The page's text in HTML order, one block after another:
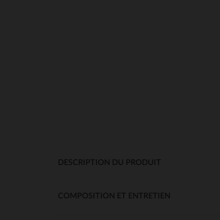
DESCRIPTION DU PRODUIT
COMPOSITION ET ENTRETIEN